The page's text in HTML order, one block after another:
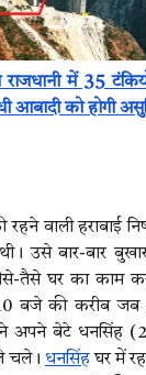
में 35
आबादी को होगी
वाली हराबाई
उसे बार-बार
तैसे घर का काम
बजे की करीब
अपने बेटे धनसिंह
चले। धनसिंहघर में